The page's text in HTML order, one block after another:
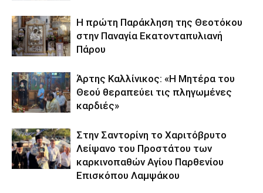
Η πρώτη Παράκληση της Θεοτόκου
στην Παναγία Εκατονταπυλιανή
Πάρου
Άρτης Καλλίνικος: «Η Μητέρα του
Θεού θεραπεύει τις πληγωμένες
καρδιές»
Στην Σαντορίνη το Χαριτόβρυτο
Λείψανο του Προστάτου των
καρκινοπαθών Αγίου Παρθενίου
Επισκόπου Λαμψάκου